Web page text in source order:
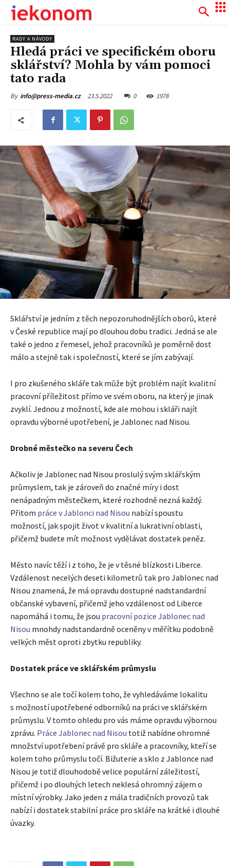
RADY A NÁVODY
Hledá práci ve specifickém oboru
sklářství? Mohla by vám pomoci
tato rada
By info@press-media.cz 23.5.2022 0 1978
Sklářství je jedním z těch nepozoruhodnějších oborů, které
v České republice mají po dlouhou dobu tradici. Jedná se ale
také o jedno z řemesel, jehož pracovníků je poměrně dost
málo a stejně tak i společností, které se jím zabývají.
I pro zkušeného skláře tak může být problém najít kvalitní
pracovní příležitost přímo ve svém oboru, na který je jinak
zvyklí. Jednou z možností, kde ale mohou i skláři najít
opravdu výborné upotřebení, je Jablonec nad Nisou.
Drobné městečko na severu Čech
Ačkoliv je Jablonec nad Nisou proslulý svým sklářským
průmyslem, tak je zároveň do značné míry i dost
nenápadným městečkem, které rozhodně nezná každý.
Přitom práce v Jablonci nad Nisou nabízí spoustu
možností, jak spojit život v kvalitní a lukrativní oblasti,
přičemž budete mít možnost vydělávat dostatek peněz.
Město navíc těží i z toho, že je v těsné blízkosti Liberce.
Vzdálenost necelých deseti kilometrů tak pro Jablonec nad
Nisou znamená, že má opravdu dostupné nadstandardní
občanské vybavení, přičemž jeho vzdálenost od Liberce
napomáhá i tomu, že jsou pracovní pozice Jablonec nad
Nisou mnohdy nadstandardně oceněny v měřítku podobně
velkých měst oproti zbytku republiky.
Dostatek práce ve sklářském průmyslu
Všechno se ale točí kolem toho, že vyhledáváme lokalitu
s možností upotřebené odborníků na práci ve sklářském
průmyslu. V tomto ohledu pro vás máme opravdu výbornou
zprávu. Práce Jablonec nad Nisou totiž nabídne ohromné
množství upotřebení právě pro skláře a pracovníky, kteří se
kolem toho průmyslu točí. Bižuterie a sklo z Jablonce nad
Nisou je totiž dlouhodobě velice populární záležitostí,
přičemž i po dlouhých letech neklesá ohromný zájem o
místní výrobky. Jako jeden z mála tradičních provozů tak
nabízí i dostatek stabilní práce pro skláře na krátké i dlouhé
úvazky.